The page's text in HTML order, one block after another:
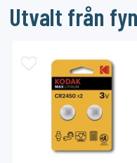
Utvalt från